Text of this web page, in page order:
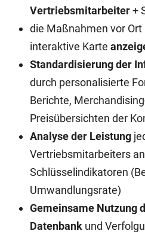
Vertriebsmitarbeiter+
die Maßnahmen vor Ort
interaktive Karte
Standardisierung der
durch personalisierte
Berichte,
Preisübersichten der
Analyse der Leistung
Vertriebsmitarbeiters
Schlüsselindikatoren
Umwandlungsrate)
Gemeinsame Nutzung
Datenbank und